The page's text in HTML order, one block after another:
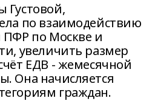
Густовой,
по взаимодействию
по Москве и
увеличить размер
ЕДВ - жемесячной
Она начисляется
граждан.